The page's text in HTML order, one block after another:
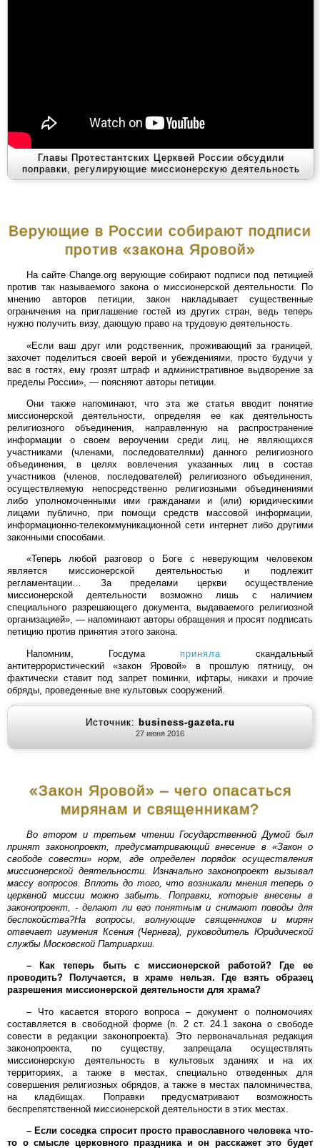
Главы Протестантских Церквей России обсудили
поправки, регулирующие миссионерскую деятельность
Верующие в России собирают подписи
против «закона Яровой»
На сайте Change.org верующие собирают подписи под петицией
против так называемого закона о миссионерской деятельности. По
мнению авторов петиции, закон накладывает существенные
ограничения на приглашение гостей из других стран, ведь теперь
нужно получить визу, дающую право на трудовую деятельность.
«Если ваш друг или родственник, проживающий за границей,
захочет поделиться своей верой и убеждениями, просто будучи у
вас в гостях, ему грозят штраф и административное выдворение за
пределы России», — поясняют авторы петиции.
Они также напоминают, что эта же статья вводит понятие
миссионерской деятельности, определяя ее как деятельность
религиозного объединения, направленную на распространение
информации о своем вероучении среди лиц, не являющихся
участниками (членами, последователями) данного религиозного
объединения, в целях вовлечения указанных лиц в состав
участников (членов, последователей) религиозного объединения,
осуществляемую непосредственно религиозными объединениями
либо уполномоченными ими гражданами и (или) юридическими
лицами публично, при помощи средств массовой информации,
информационно-телекоммуникационной сети интернет либо другими
законными способами.
«Теперь любой разговор о Боге с неверующим человеком
является миссионерской деятельностью и подлежит
регламентации… За пределами церкви осуществление
миссионерской деятельности возможно лишь с наличием
специального разрешающего документа, выдаваемого религиозной
организацией», — напоминают авторы обращения и просят подписать
петицию против принятия этого закона.
Напомним, Госдума приняла скандальный
антитеррористический «закон Яровой» в прошлую пятницу, он
фактически ставит под запрет поминки, ифтары, никахи и прочие
обряды, проведенные вне культовых сооружений.
Источник: business-gazeta.ru
27 июня 2016
«Закон Яровой» – чего опасаться
мирянам и священникам?
Во втором и третьем чтении Государственной Думой был
принят законопроект, предусматривающий внесение в «Закон о
свободе совести» норм, где определен порядок осуществления
миссионерской деятельности. Изначально законопроект вызывал
массу вопросов. Вплоть до того, что возникали мнения теперь о
церквной миссии можно забыть. Поправки, которые внесены в
законопроект, - делают ли его понятным и снимают поводы для
беспокойства?На вопросы, волнующие священников и мирян
отвечает игумения Ксения (Чернега), руководитель Юридической
службы Московской Патриархии.
– Как теперь быть с миссионерской работой? Где ее
проводить? Получается, в храме нельзя. Где взять образец
разрешения миссионерской деятельности для храма?
– Что касается второго вопроса – документ о полномочиях
составляется в свободной форме (п. 2 ст. 24.1 закона о свободе
совести в редакции законопроекта). Это первоначальная редакция
законопроекта, по существу, запрещала осуществлять
миссионерскую деятельность в культовых зданиях и на их
территориях, а также в местах, специально отведенных для
совершения религиозных обрядов, а также в местах паломничества,
на кладбищах. Поправки предусматривают возможность
беспрепятственной миссионерской деятельности в этих местах.
– Если соседка спросит просто православного человека что-
то о смысле церковного праздника и он расскажет это будет